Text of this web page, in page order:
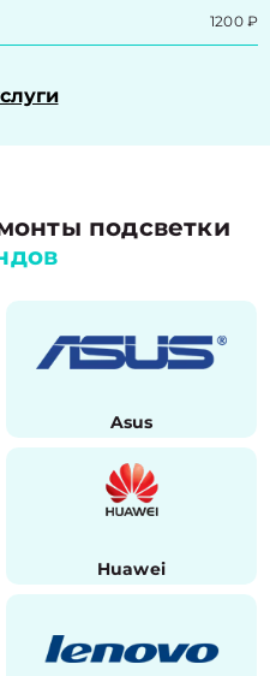
1200 ₽
подсветки
Asus
Huawei